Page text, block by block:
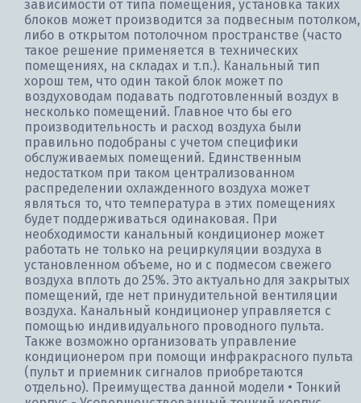
зависимости от типа помещения, установка таких
блоков может производится за подвесным потолком,
либо в открытом потолочном пространстве (часто
такое решение применяется в технических
помещениях, на складах и т.п.). Канальный тип
хорош тем, что один такой блок может по
воздуховодам подавать подготовленный воздух в
несколько помещений. Главное что бы его
производительность и расход воздуха были
правильно подобраны с учетом специфики
обслуживаемых помещений. Единственным
недостатком при таком централизованном
распределении охлажденного воздуха может
являться то, что температура в этих помещениях
будет поддерживаться одинаковая. При
необходимости канальный кондиционер может
работать не только на рециркуляции воздуха в
установленном объеме, но и с подмесом свежего
воздуха вплоть до 25%. Это актуально для закрытых
помещений, где нет принудительной вентиляции
воздуха. Канальный кондиционер управляется с
помощью индивидуального проводного пульта.
Также возможно организовать управление
кондиционером при помощи инфракрасного пульта
(пульт и приемник сигналов приобретаются
отдельно). Преимущества данной модели • Тонкий